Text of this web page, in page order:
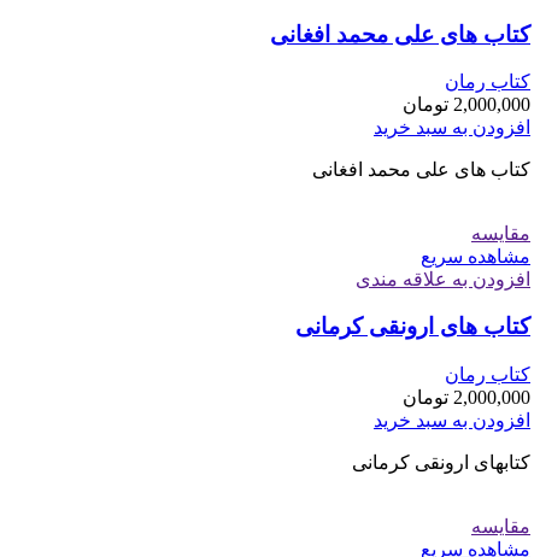
کتاب های علی محمد افغانی
کتاب رمان
2,000,000 تومان
افزودن به سبد خرید
کتاب های علی محمد افغانی
مقایسه
مشاهده سریع
افزودن به علاقه مندی
کتاب های ارونقی کرمانی
کتاب رمان
2,000,000 تومان
افزودن به سبد خرید
کتابهای ارونقی کرمانی
مقایسه
مشاهده سریع